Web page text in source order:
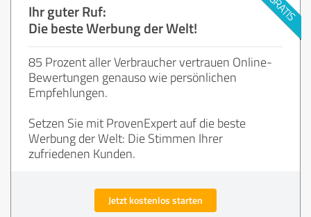
Ihr guter Ruf:
Die beste Werbung der Welt!
85 Prozent aller Verbraucher vertrauen Online-
Bewertungen genauso wie persönlichen
Empfehlungen.
Setzen Sie mit ProvenExpert auf die beste
Werbung der Welt: Die Stimmen Ihrer
zufriedenen Kunden.
Jetzt kostenlos starten